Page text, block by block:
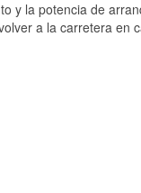
y la potencia de
a la carretera en